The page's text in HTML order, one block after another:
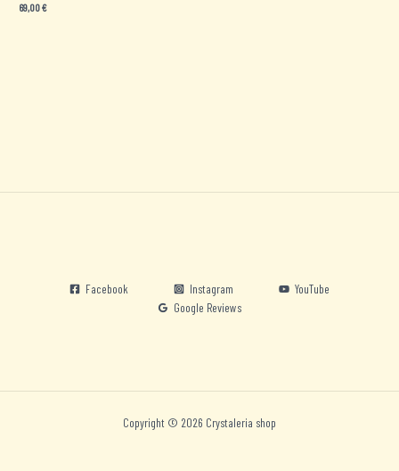
69,00€
Facebook Instagram
YouTube
Google Reviews
Copyright © 2026 Crystaleria shop